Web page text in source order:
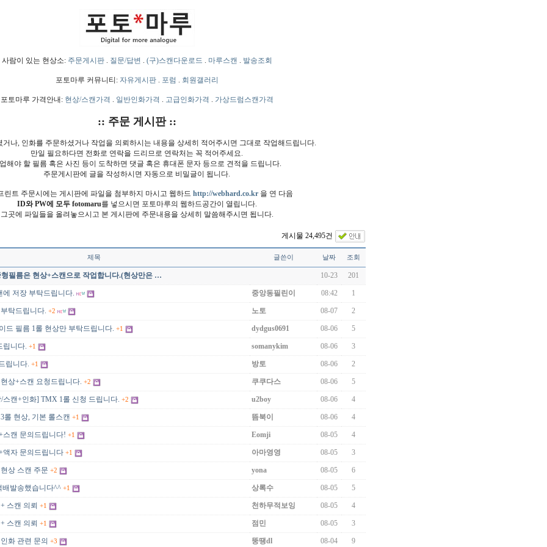
사람이 있는 현상소: 주문게시판. 질문/답변 . (구)스캔다운로드 . 마루스캔 . 발송조회
포토마루 커뮤니티: 자유게시판. 포럼 . 회원갤러리
포토마루 가격안내: 현상/스캔가격 . 일반인화가격 . 고급인화가격 . 가상드럼스캔가격
:: 주문 게시판 ::
거나, 인화를 주문하셨거나 작업을 의뢰하시는 내용을 상세히 적어주시면 그대로 작업해드립니다.
만일 필요하다면 전화로 연락을 드리므로 연락처는 꼭 적어주세요.
해야 할 필름 혹은 사진 등이 도착하면 댓글 혹은 휴대폰 문자 등으로 견적을 드립니다.
주문게시판에 글을 작성하시면 자동으로 비밀글이 됩니다.
린트 주문시에는 게시판에 파일을 첨부하지 마시고 웹하드 http://webhard.co.kr 을 연 다음
ID와 PW에 모두 fotomaru를 넣으시면 포토마루의 웹하드공간이 열립니다.
그곳에 파일들을 올려놓으시고 본 게시판에 주문내용을 상세히 말씀해주시면 됩니다.
게시물 24,495건
제목 글쓴이 날짜 조회
형필름은 현상+스캔으로 작업합니다.(현상만은 … 10-23 201
에 저장 부탁드립니다. 중앙동필린이 08:42 1
탁드립니다. +2 노토 08-07 2
드 필름 1롤 현상만 부탁드립니다. +1 dydgus0691 08-06 5
립니다. +1 somanykim 08-06 3
립니다. +1 방토 08-06 2
상+스캔 요청드립니다. +2 쿠쿠다스 08-06 5
스캔+인화] TMX 1롤 신청 드립니다. +2 u2boy 08-06 4
롤 현상, 기본 롤스캔 +1 뜸북이 08-06 4
스캔 문의드립니다! +1 Eomji 08-05 4
액자 문의드립니다 +1 아마영영 08-05 3
상 스캔 주문 +2 yona 08-05 6
배발송했습니다^^ +1 상록수 08-05 5
스캔 의뢰 +1 천하무적보잉 08-05 4
스캔 의뢰 +1 점민 08-05 3
화 관련 문의 +3 뚱땡dl 08-04 9